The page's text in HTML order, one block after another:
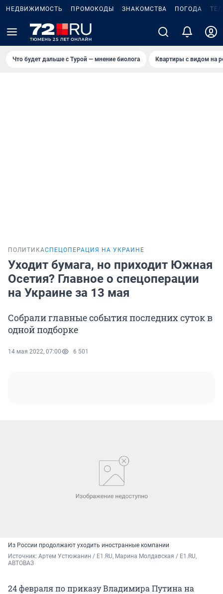
НЕДВИЖИМОСТЬ ПРОМОКОДЫ ЗНАКОМСТВА ПОГОДА
Что будет дальше с Турой — мнение биолога Квартиры с видом на
ПОЛИТИКАСПЕЦОПЕРАЦИЯ НА УКРАИНЕ
Уходит бумага, но приходит Южная
Осетия? Главное о спецоперации
на Украине за 13 мая
Собрали главные события последних суток в
одной подборке
14 мая 2022, 07:00 6 501
Из России продолжают уходить иностранные компании
Источник: Артем Устюжанин / E1.RU, Марина Молдавская / E1.RU,
АВТОВАЗ
24 февраля по приказу Владимира Путина на